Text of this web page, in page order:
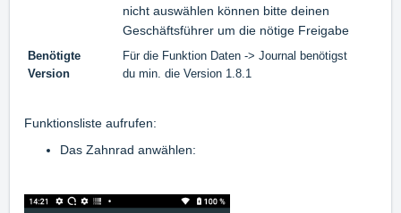
nicht auswählen können bitte deinen
Geschäftsführer um die nötige Freigabe
Benötigte
Version
Für die Funktion Daten -> Journal benötigst
du min. die Version 1.8.1
Funktionsliste aufrufen:
Das Zahnrad anwählen: